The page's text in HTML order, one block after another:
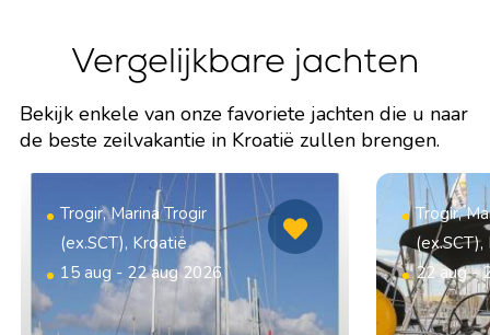
Vergelijkbare jachten
Bekijk enkele van onze favoriete jachten die u naar
de beste zeilvakantie in Kroatië zullen brengen.
Trogir, Marina Trogir
(ex.SCT), Kroatië
15 aug - 22 aug 2026
Trogir,
22 aug -